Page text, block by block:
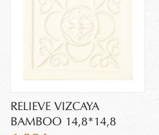
RELIEVE VIZCAYA
BAMBOO 14,8*14,8